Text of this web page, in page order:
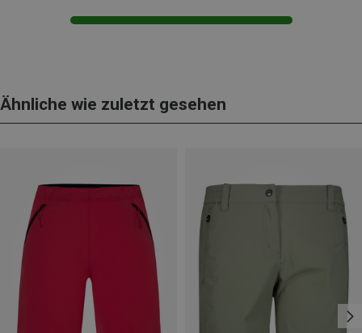
Ähnliche wie zuletzt gesehen